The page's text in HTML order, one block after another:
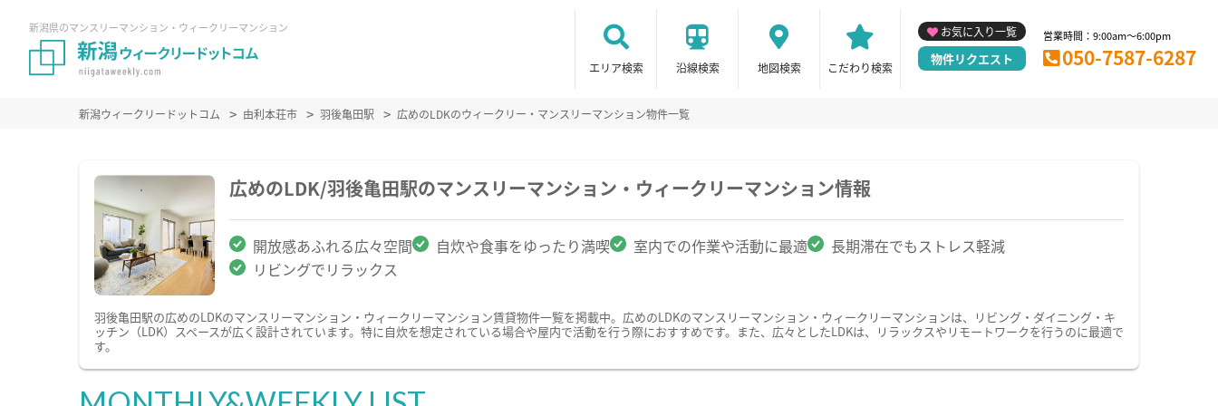
新潟県のマンスリーマンション・ウィークリーマンション
エリア検索 沿線検索 地図検索 こだわり検索
お気に入り一覧
物件リクエスト
営業時間：9:00am～6:00pm
050-7587-6287
新潟ウィークリードットコム 由利本荘市 羽後亀田駅 広めのLDKのウィークリー・マンスリーマンション物件一覧
広めのLDK/羽後亀田駅のマンスリーマンション・ウィークリーマンション情報
開放感あふれる広々空間 自炊や食事をゆったり満喫 室内での作業や活動に最適
長期滞在でもストレス軽減
リビングでリラックス
羽後亀田駅の広めのLDKのマンスリーマンション・ウィークリーマンション賃貸物件一覧を掲載中。広めのLDKのマンスリーマンション・ウィークリーマンションは、リビング・ダイニング・キ
ッチン（LDK）スペースが広く設計されています。特に自炊を想定されている場合や屋内で活動を行う際におすすめです。また、広々としたLDKは、リラックスやリモートワークを行うのに最適で
す。